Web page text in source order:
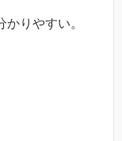
りやすい。